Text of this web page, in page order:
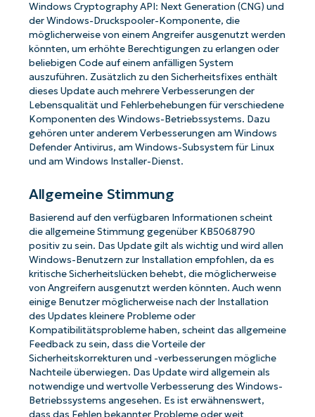
Windows Cryptography API: Next Generation (CNG) und
der Windows-Druckspooler-Komponente, die
möglicherweise von einem Angreifer ausgenutzt werden
könnten, um erhöhte Berechtigungen zu erlangen oder
beliebigen Code auf einem anfälligen System
auszuführen. Zusätzlich zu den Sicherheitsfixes enthält
dieses Update auch mehrere Verbesserungen der
Lebensqualität und Fehlerbehebungen für verschiedene
Komponenten des Windows-Betriebssystems. Dazu
gehören unter anderem Verbesserungen am Windows
Defender Antivirus, am Windows-Subsystem für Linux
und am Windows Installer-Dienst.
Allgemeine Stimmung
Basierend auf den verfügbaren Informationen scheint
die allgemeine Stimmung gegenüber KB5068790
positiv zu sein. Das Update gilt als wichtig und wird allen
Windows-Benutzern zur Installation empfohlen, da es
kritische Sicherheitslücken behebt, die möglicherweise
von Angreifern ausgenutzt werden könnten. Auch wenn
einige Benutzer möglicherweise nach der Installation
des Updates kleinere Probleme oder
Kompatibilitätsprobleme haben, scheint das allgemeine
Feedback zu sein, dass die Vorteile der
Sicherheitskorrekturen und -verbesserungen mögliche
Nachteile überwiegen. Das Update wird allgemein als
notwendige und wertvolle Verbesserung des Windows-
Betriebssystems angesehen. Es ist erwähnenswert,
dass das Fehlen bekannter Probleme oder weit